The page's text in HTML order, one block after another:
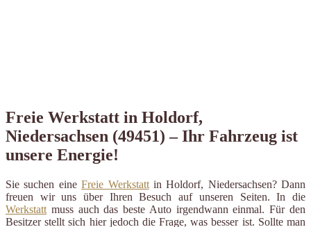
Freie Werkstatt in Holdorf,
Niedersachsen (49451) – Ihr Fahrzeug ist
unsere Energie!
Sie suchen eineFreie Werkstattin Holdorf, Niedersachsen? Dann
freuen wir uns über Ihren Besuch auf unseren Seiten. In die
Werkstatt muss auch das beste Auto irgendwann einmal. Für den
Besitzer stellt sich hier jedoch die Frage, was besser ist. Sollte man